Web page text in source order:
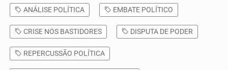
ANÁLISE POLÍTICA EMBATE POLÍTICO
CRISE NOS BASTIDORES DISPUTA DE PODER
REPERCUSSÃO POLÍTICA